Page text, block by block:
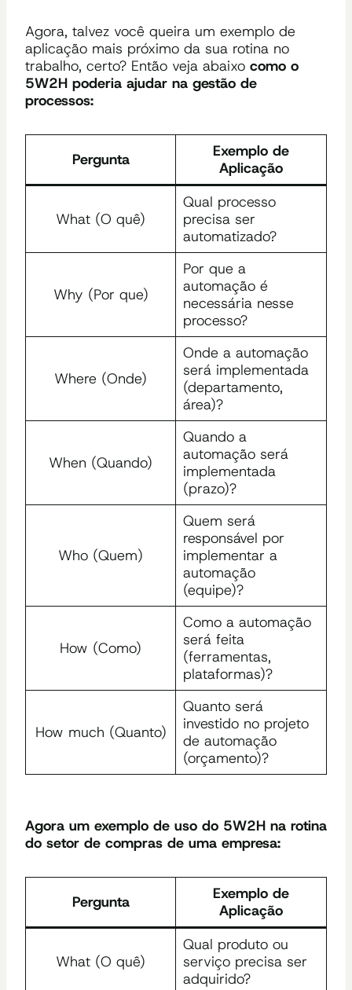
Agora, talvez você queira um exemplo de
aplicação mais próximo da sua rotina no
trabalho, certo? Então veja abaixo como o
5W2H poderia ajudar na gestão de
processos:
Pergunta
Exemplo de
Aplicação
What (O quê)
Qual processo
precisa ser
automatizado?
Why (Por que)
Por que a
automação é
necessária nesse
processo?
Where (Onde)
Onde a automação
será implementada
(departamento,
área)?
When (Quando)
Quando a
automação será
implementada
(prazo)?
Who (Quem)
Quem será
responsável por
implementar a
automação
(equipe)?
How (Como)
Como a automação
será feita
(ferramentas,
plataformas)?
How much (Quanto)
Quanto será
investido no projeto
de automação
(orçamento)?
Agora um exemplo de uso do 5W2H na rotina
do setor de compras de uma empresa:
Pergunta
Exemplo de
Aplicação
What (O quê)
Qual produto ou
serviço precisa ser
adquirido?